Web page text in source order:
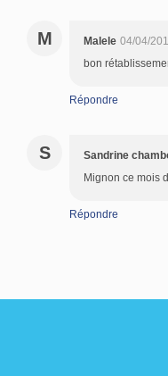
M Malele 04/04/
bon
Répondre
S Sandrine
Mignon ce mois
Répondre